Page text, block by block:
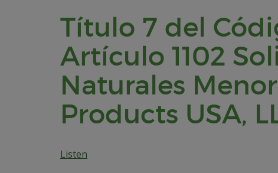
Título 7 del
Artículo 1102
Naturales
Products USA,
Listen